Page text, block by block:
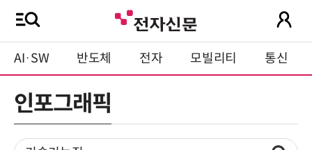
AI·SW 반도체 전자 모빌리티 통신
인포그래픽